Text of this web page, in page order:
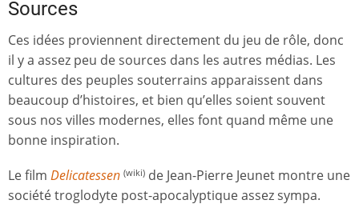
Sources
Ces idées proviennent directement du jeu de rôle, donc
il y a assez peu de sources dans les autres médias. Les
cultures des peuples souterrains apparaissent dans
beaucoup d’histoires, et bien qu’elles soient souvent
sous nos villes modernes, elles font quand même une
bonne inspiration.
Le film Delicatessen (wiki) de Jean-Pierre Jeunet montre une
société troglodyte post-apocalyptique assez sympa.